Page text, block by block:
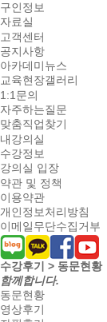
구인정보
자료실
고객센터
공지사항
아카데미뉴스
교육현장갤러리
1:1문의
자주하는질문
맞춤직업찾기
내강의실
수강정보
강의실 입장
약관 및 정책
이용약관
개인정보처리방침
이메일무단수집거부
수강후기 > 동문현황
함께합니다.
동문현황
영상후기